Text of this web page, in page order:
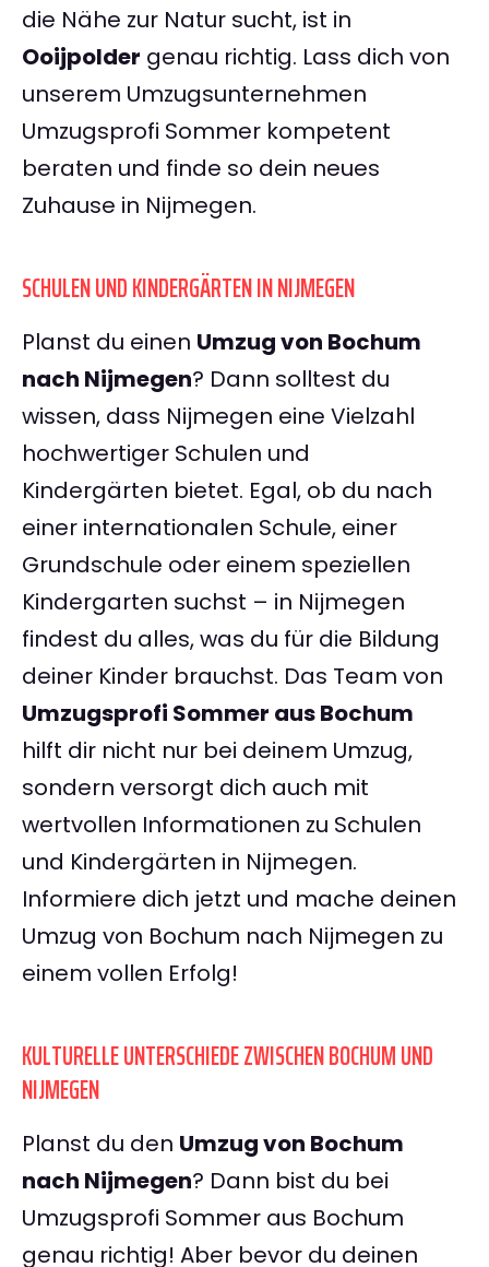
die Nähe zur Natur sucht, ist in
Ooijpolder genau richtig. Lass dich von
unserem Umzugsunternehmen
Umzugsprofi Sommer kompetent
beraten und finde so dein neues
Zuhause in Nijmegen.
SCHULEN UND KINDERGÄRTEN IN NIJMEGEN
Planst du einen Umzug von Bochum
nach Nijmegen? Dann solltest du
wissen, dass Nijmegen eine Vielzahl
hochwertiger Schulen und
Kindergärten bietet. Egal, ob du nach
einer internationalen Schule, einer
Grundschule oder einem speziellen
Kindergarten suchst – in Nijmegen
findest du alles, was du für die Bildung
deiner Kinder brauchst. Das Team von
Umzugsprofi Sommer aus Bochum
hilft dir nicht nur bei deinem Umzug,
sondern versorgt dich auch mit
wertvollen Informationen zu Schulen
und Kindergärten in Nijmegen.
Informiere dich jetzt und mache deinen
Umzug von Bochum nach Nijmegen zu
einem vollen Erfolg!
KULTURELLE UNTERSCHIEDE ZWISCHEN BOCHUM UND
NIJMEGEN
Planst du den Umzug von Bochum
nach Nijmegen? Dann bist du bei
Umzugsprofi Sommer aus Bochum
genau richtig! Aber bevor du deinen